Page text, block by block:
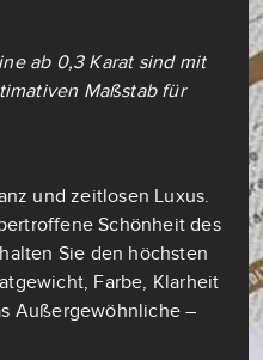
ab 0,3 Karat sind mit
Maßstab für
und zeitlosen Luxus.
Schönheit des
Sie den höchsten
Farbe, Klarheit
Außergewöhnliche –